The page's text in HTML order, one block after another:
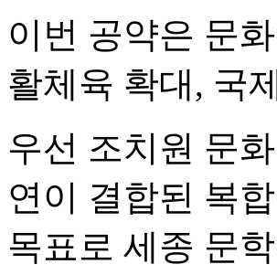
이번 공약은 문
활체육 확대, 국
우선 조치원 문
연이 결합된 복
목표로 세종 문